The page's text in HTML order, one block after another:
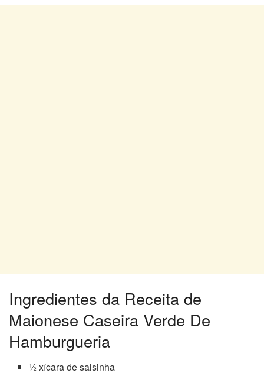
Ingredientes da Receita de
Maionese Caseira Verde De
Hamburgueria
½ xícara de salsinha